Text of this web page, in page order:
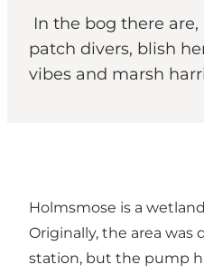
In the bog there
patch divers, blish
vibes and marsh
Holmsmose is a
Originally, the area was
station, but the pump